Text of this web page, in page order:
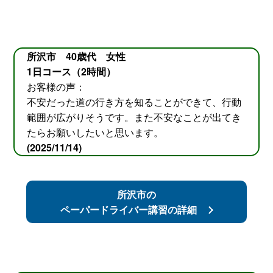
所沢市 40歳代 女性
1日コース（2時間）
お客様の声：
不安だった道の行き方を知ることができて、行動
範囲が広がりそうです。また不安なことが出てき
たらお願いしたいと思います。
(2025/11/14)
所沢市の
ペーパードライバー講習の詳細